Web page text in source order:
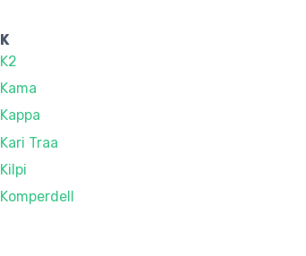
K
K2
Kama
Kappa
Kari Traa
Kilpi
Komperdell